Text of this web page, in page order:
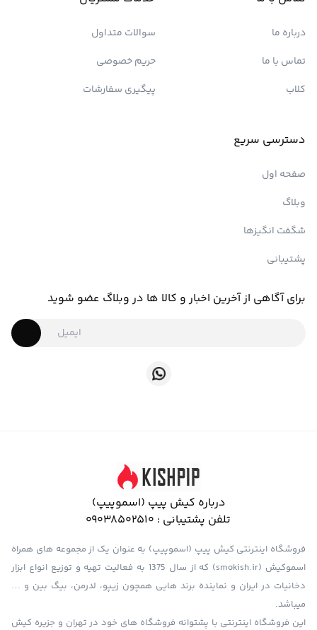
درباره ما
تماس با ما
کلاب
سوالات متداول
حریم خصوصی
پیگیری سفارشات
دسترسی سریع
صفحه اول
وبلاگ
شگفت انگیزها
پشتیبانی
برای آگاهی از آخرین اخبار و کالا ها در وبلاگ عضو شوید
درباره کیش پیپ (اسموپیپ)
تلفن پشتیبانی : 09038502510
فروشگاه اینترنتی کیش پیپ (اسموپیپ) به عنوان یک از مجموعه های همراه
اسموکیش (smokish.ir) که از سال 1375 به فعالیت تهیه و توزیع انواع ابزار
دخانیات در ایران و نماینده برند هایی همچون زیپو، لدرمن، بیگ بین و …
میباشد.
این فروشگاه اینترنتی با پشتوانه فروشگاه های خود در تهران و جزیره کیش